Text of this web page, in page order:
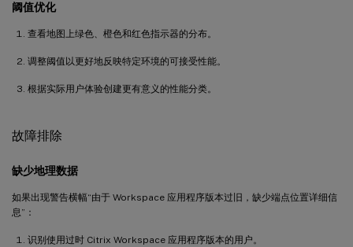
阈值优化
查看地图上绿色、橙色和红色指示器的分布。
调整阈值以更好地反映特定环境的可接受性能。
根据实际用户体验创建更有意义的性能分类。
故障排除
缺少地理数据
如果出现警告横幅“由于 Workspace 应用程序版本过旧，缺少端点位置详细信
息”：
识别使用过时 Citrix Workspace 应用程序版本的用户。